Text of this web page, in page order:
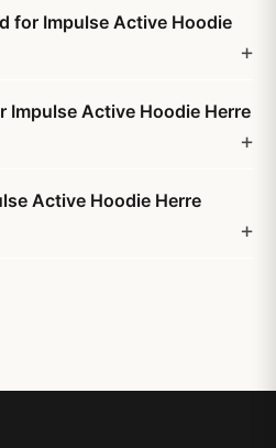
for Impulse Active Hoodie
Impulse Active Hoodie Herre
Active Hoodie Herre